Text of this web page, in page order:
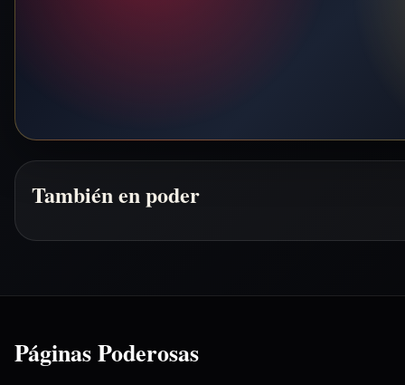
También en poder
Páginas Poderosas